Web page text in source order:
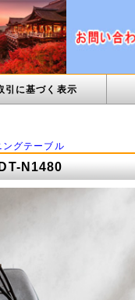
引に基づく表示
ングテーブル
N1480